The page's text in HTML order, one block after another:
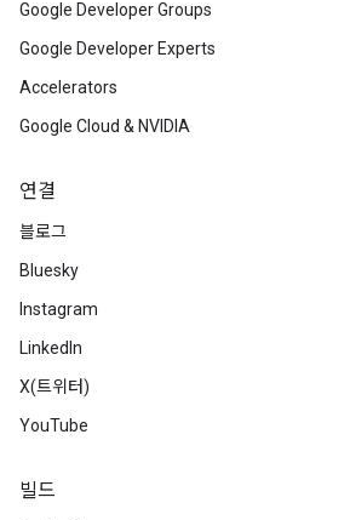
Google Developer Groups
Google Developer Experts
Accelerators
Google Cloud & NVIDIA
연결
블로그
Bluesky
Instagram
LinkedIn
X(트위터)
YouTube
빌드